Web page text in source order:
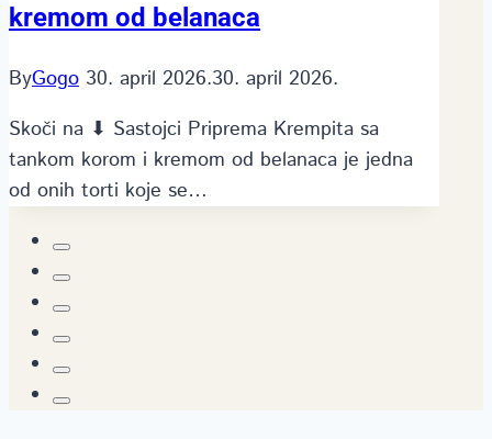
kremom od belanaca
ByGogo 30. april 2026.30. april 2026.
Skoči na ⬇ Sastojci Priprema Krempita sa
tankom korom i kremom od belanaca je jedna
od onih torti koje se…